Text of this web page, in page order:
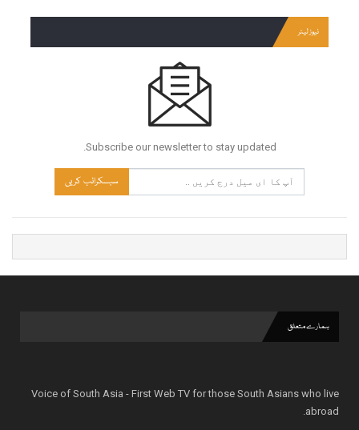
نیوز لیٹر
Subscribe our newsletter to stay updated.
سبسکرائب کریں
ہمارے متعلق
Voice of South Asia - First Web TV for those South Asians who live
abroad.